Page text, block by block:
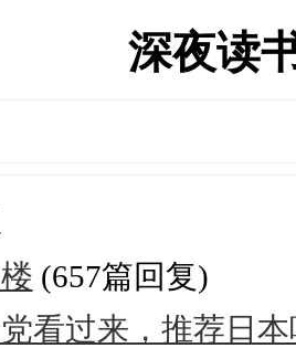
深夜读
(657篇回复)
看过来，推荐日